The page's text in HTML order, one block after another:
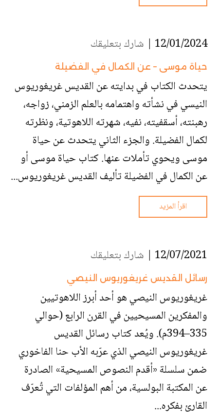
12/01/2024 | شارك بتعليقك
حياة موسى – عن الكمال في الفضيلة
يتحدث الكتاب في بدايته عن القديس غريغوريوس
النيسي في نشأته واهتمامه بالعلم الزمني، زواجه،
رهبنته، أسقفيته، نفيه، شهرته اللاهوتية، ونظرته
لكمال الفضيلة. والجزء الثاني يتحدث عن حياة
موسى ويحوي تأملات عنها. كتاب حياة موسى أو
عن الكمال في الفضيلة تأليف القديس غريغوريوس...
اقرأ المزيد
12/07/2021 | شارك بتعليقك
رسائل القديس غريغوريوس النيصي
غريغوريوس النيصي هو أحد أبرز اللاهوتيين
والمفكرين المسيحيين في القرن الرابع (حوالي
335–394م). ويُعد كتاب رسائل القديس
غريغوريوس النيصي الذي عرّبه الأب حنا الفاخوري
ضمن سلسلة «أقدم النصوص المسيحية» الصادرة
عن المكتبة البولسية، من أهم المؤلفات التي تُعرّف
القارئ بفكره...